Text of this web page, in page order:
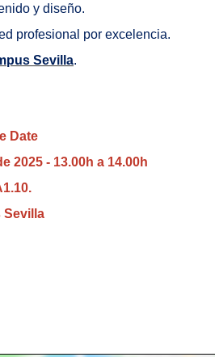
y diseño.
profesional por excelencia.
Sevilla.
Date
2025 - 13.00h a 14.00h
Sevilla